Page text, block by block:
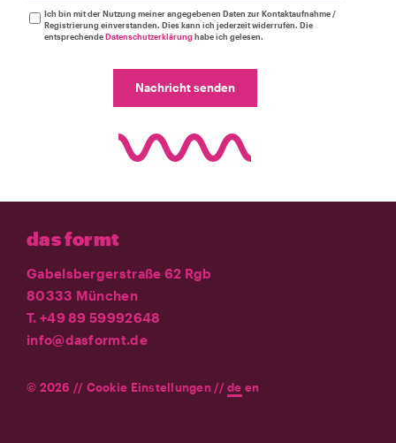
Ich bin mit der Nutzung meiner angegebenen Daten zur Kontaktaufnahme /
Registrierung einverstanden. Dies kann ich jederzeit widerrufen. Die
entsprechendeDatenschutzerklärunghabe ich gelesen.
Nachricht senden
das formt
Gabelsbergerstraße 62 Rgb
80333 München
T. +49 89 59992648
info@dasformt.de
© 2026 // Cookie Einstellungen //de en